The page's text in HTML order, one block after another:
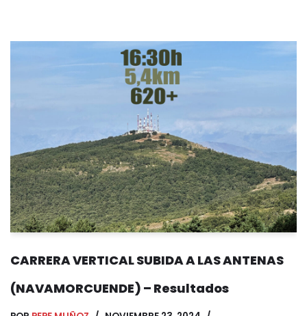
CARRERA VERTICAL SUBIDA A LAS ANTENAS
(NAVAMORCUENDE) – Resultados